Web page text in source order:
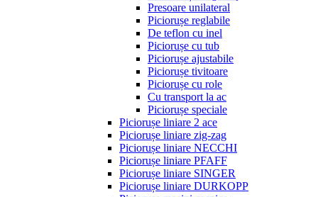
Presoare unilateral
Piciorușe reglabile
De teflon cu inel
Piciorușe cu tub
Piciorușe ajustabile
Piciorușe tivitoare
Piciorușe cu role
Cu transport la ac
Piciorușe speciale
Piciorușe liniare 2 ace
Piciorușe liniare zig-zag
Piciorușe liniare NECCHI
Piciorușe liniare PFAFF
Piciorușe liniare SINGER
Piciorușe liniare DURKOPP